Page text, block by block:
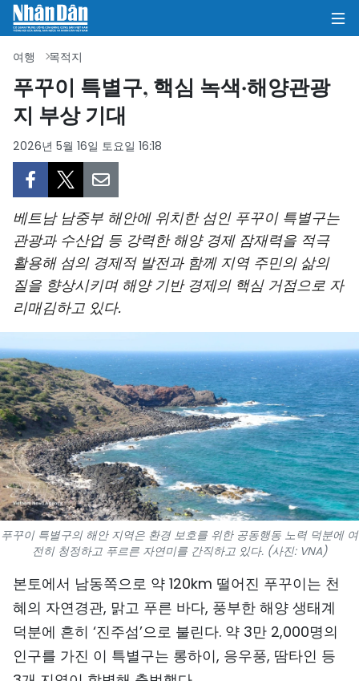
정치
비즈니스
사회
스포츠
과학기술
여행
세계
사진
인포그래픽
메가스토리
여행 목적지
푸꾸이 특별구, 핵심 녹색·해양관광
지 부상 기대
2026년 5월 16일 토요일 16:18
베트남 남중부 해안에 위치한 섬인 푸꾸이 특별구는
관광과 수산업 등 강력한 해양 경제 잠재력을 적극
활용해 섬의 경제적 발전과 함께 지역 주민의 삶의
질을 향상시키며 해양 기반 경제의 핵심 거점으로 자
리매김하고 있다.
푸꾸이 특별구의 해안 지역은 환경 보호를 위한 공동행동 노력 덕분에 여
전히 청정하고 푸르른 자연미를 간직하고 있다. (사진: VNA)
본토에서 남동쪽으로 약 120km 떨어진 푸꾸이는 천
혜의 자연경관, 맑고 푸른 바다, 풍부한 해양 생태계
덕분에 흔히 ‘진주섬’으로 불린다. 약 3만 2,000명의
인구를 가진 이 특별구는 롱하이, 응우풍, 땀타인 등